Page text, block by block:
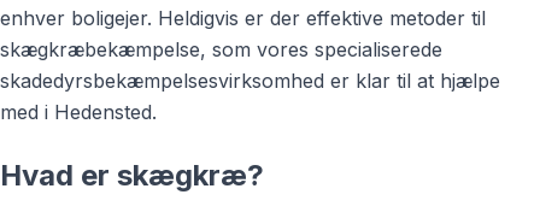
enhver boligejer. Heldigvis er der effektive metoder til
skægkræbekæmpelse, som vores specialiserede
skadedyrsbekæmpelsesvirksomhed er klar til at hjælpe
med i Hedensted.
Hvad er skægkræ?